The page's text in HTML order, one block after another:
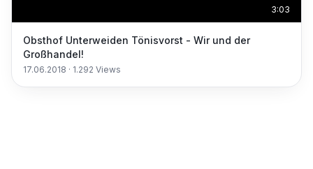
3:03
Obsthof Unterweiden Tönisvorst - Wir und der
Großhandel!
17.06.2018 · 1.292 Views